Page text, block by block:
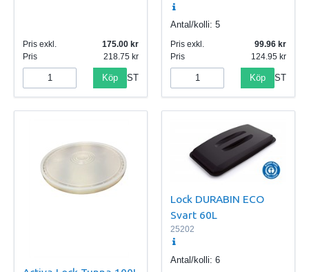
Pris exkl.
175.00
Pris
218.75
Köp ST
Antal/kolli: 5
Pris exkl.
99.96
Pris
124.95
Köp ST
Lock DURABIN ECO
Svart 60L
25202
Antal/kolli: 6